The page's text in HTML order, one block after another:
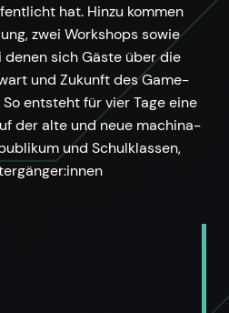
hat. Hinzu kommen
zwei Workshops sowie
sich Gäste über die
und Zukunft des Game-
entsteht für vier Tage eine
der alte und neue machina-
und Schulklassen,